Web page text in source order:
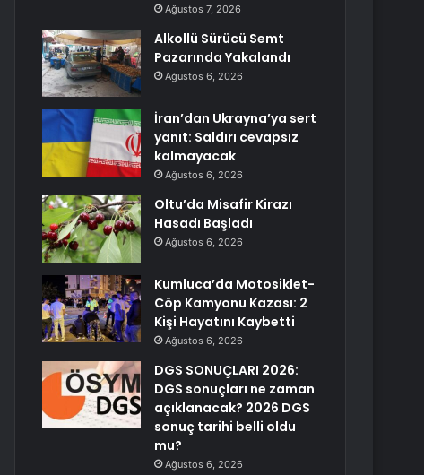
Ağustos 7, 2026
Alkollü Sürücü Semt
Pazarında Yakalandı
Ağustos 6, 2026
İran’dan Ukrayna’ya sert
yanıt: Saldırı cevapsız
kalmayacak
Ağustos 6, 2026
Oltu’da Misafir Kirazı
Hasadı Başladı
Ağustos 6, 2026
Kumluca’da Motosiklet-
Cöp Kamyonu Kazası: 2
Kişi Hayatını Kaybetti
Ağustos 6, 2026
DGS SONUÇLARI 2026:
DGS sonuçları ne zaman
açıklanacak? 2026 DGS
sonuç tarihi belli oldu
mu?
Ağustos 6, 2026